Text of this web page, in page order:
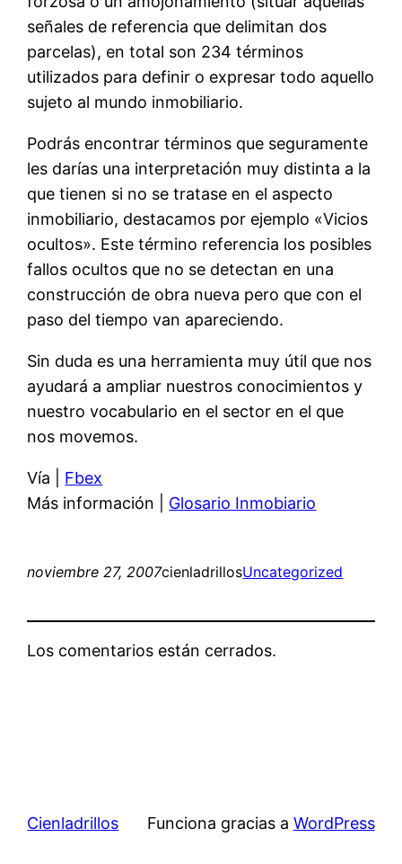
señales de referencia que delimitan dos
parcelas), en total son 234 términos
utilizados para definir o expresar todo aquello
sujeto al mundo inmobiliario.
Podrás encontrar términos que seguramente
les darías una interpretación muy distinta a la
que tienen si no se tratase en el aspecto
inmobiliario, destacamos por ejemplo «Vicios
ocultos». Este término referencia los posibles
fallos ocultos que no se detectan en una
construcción de obra nueva pero que con el
paso del tiempo van apareciendo.
Sin duda es una herramienta muy útil que nos
ayudará a ampliar nuestros conocimientos y
nuestro vocabulario en el sector en el que
nos movemos.
Vía | Fbex
Más información | Glosario Inmobiario
noviembre 27, 2007cienladrillosUncategorized
Los comentarios están cerrados.
Cienladrillos Funciona gracias a WordPress